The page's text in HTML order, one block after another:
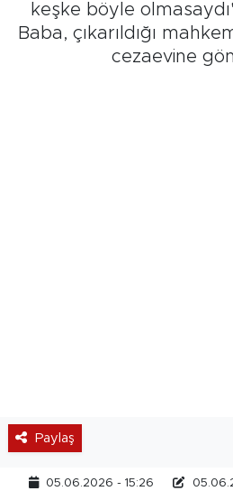
keşke böyle
Baba, çıkarıldığı
cezaevine
Paylaş
05.06.2026 - 15:26